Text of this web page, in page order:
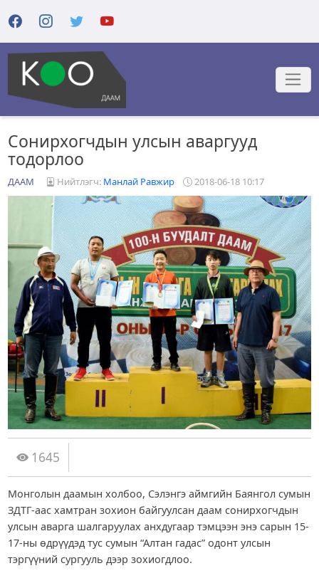
Сонирхогчдын улсын аваргууд
тодорлоо
ДААМ Нийтлэгч: Манлай Равжир 2018-06-18 10:17
1645
Монголын даамын холбоо, Сэлэнгэ аймгийн Баянгол сумын
ЗДТГ-аас хамтран зохион байгуулсан даам сонирхогчдын
улсын аварга шалгаруулах анхдугаар тэмцээн энэ сарын 15-
17-ны өдрүүдэд тус сумын “Алтан гадас” одонт улсын
тэргүүний сургууль дээр зохиогдлоо.